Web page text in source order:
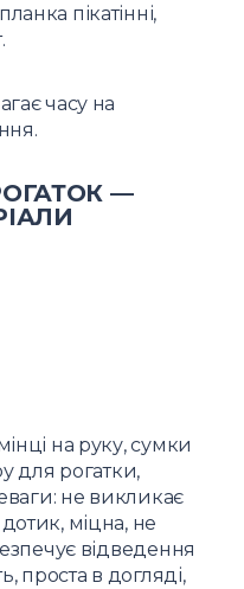
пікатінні,
часу на
—
на руку, сумки
для рогатки,
не викликає
міцна, не
відведення
проста в догляді,